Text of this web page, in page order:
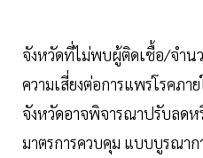
จังหวัดที่ไม่พบผู้ติดเชื้อ/จําน
ความเสี่ยงต่อการแพร่โรคภ
จังหวัดอาจพิจารณาปรับลดห
มาตรการควบคุม แบบบูรณาก